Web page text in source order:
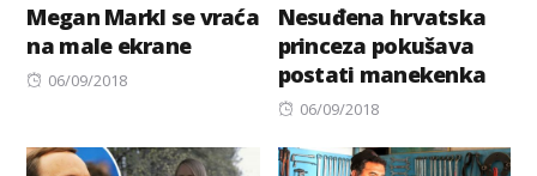
Megan Markl se vraća
na male ekrane
Posted
06/09/2018
Nesuđena hrvatska
princeza pokušava
postati manekenka
Posted
06/09/2018